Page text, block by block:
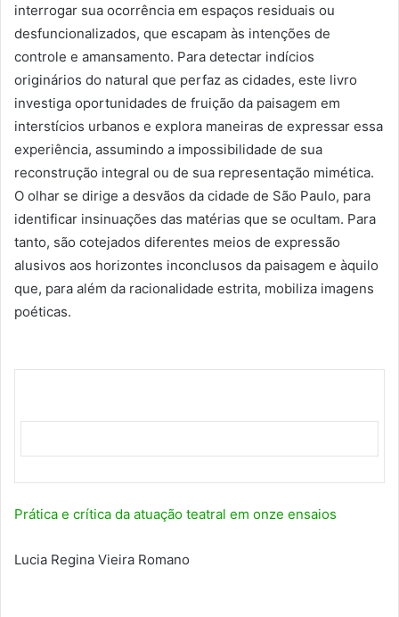
interrogar sua ocorrência em espaços residuais ou
desfuncionalizados, que escapam às intenções de
controle e amansamento. Para detectar indícios
originários do natural que perfaz as cidades, este livro
investiga oportunidades de fruição da paisagem em
interstícios urbanos e explora maneiras de expressar essa
experiência, assumindo a impossibilidade de sua
reconstrução integral ou de sua representação mimética.
O olhar se dirige a desvãos da cidade de São Paulo, para
identificar insinuações das matérias que se ocultam. Para
tanto, são cotejados diferentes meios de expressão
alusivos aos horizontes inconclusos da paisagem e àquilo
que, para além da racionalidade estrita, mobiliza imagens
poéticas.
Prática e crítica da atuação teatral em onze ensaios
Lucia Regina Vieira Romano